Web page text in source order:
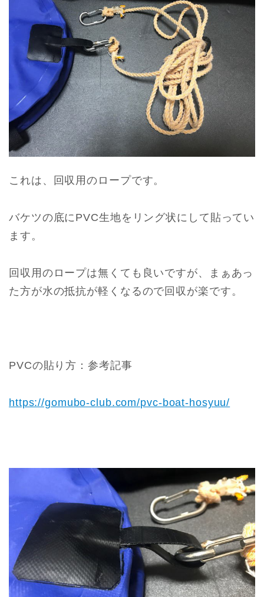
これは、回収用のロープです。
バケツの底にPVC生地をリング状にして貼ってい
ます。
回収用のロープは無くても良いですが、まぁあっ
た方が水の抵抗が軽くなるので回収が楽です。
PVCの貼り方：参考記事
https://gomubo-club.com/pvc-boat-hosyuu/